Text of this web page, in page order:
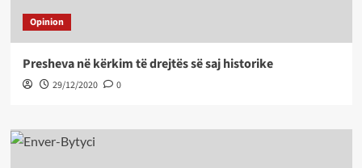
Opinion
Presheva në kërkim të drejtës së saj historike
29/12/2020 0